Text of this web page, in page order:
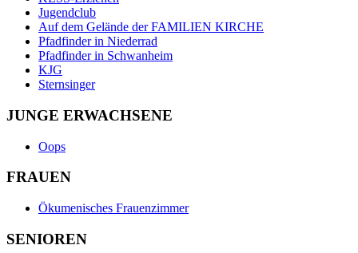
Jugendclub
Auf dem Gelände der FAMILIEN KIRCHE
Pfadfinder in Niederrad
Pfadfinder in Schwanheim
KJG
Sternsinger
JUNGE ERWACHSENE
Oops
FRAUEN
Ökumenisches Frauenzimmer
SENIOREN